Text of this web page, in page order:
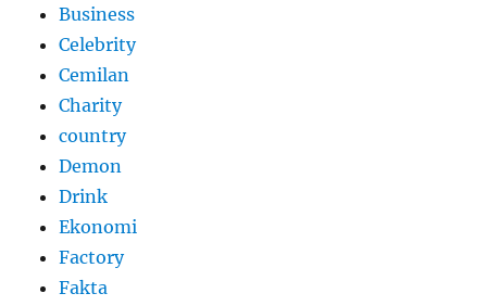
Business
Celebrity
Cemilan
Charity
country
Demon
Drink
Ekonomi
Factory
Fakta